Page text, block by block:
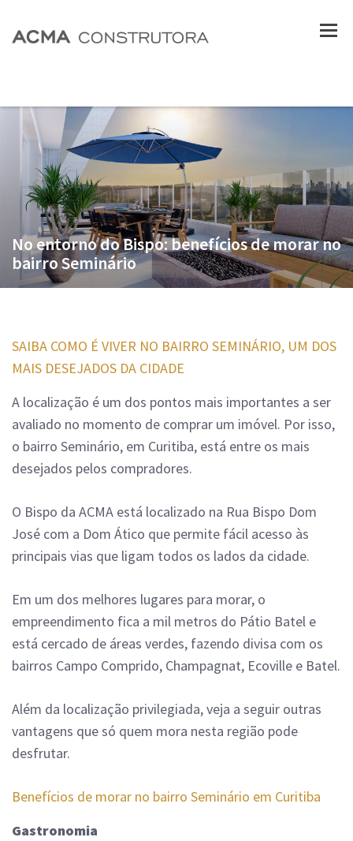
No entorno do Bispo: benefícios de morar no
bairro Seminário
SAIBA COMO É VIVER NO BAIRRO SEMINÁRIO, UM DOS
MAIS DESEJADOS DA CIDADE
A localização é um dos pontos mais importantes a ser
avaliado no momento de comprar um imóvel. Por isso,
o bairro Seminário, em Curitiba, está entre os mais
desejados pelos compradores.
O Bispo da ACMA está localizado na Rua Bispo Dom
José com a Dom Ático que permite fácil acesso às
principais vias que ligam todos os lados da cidade.
Em um dos melhores lugares para morar, o
empreendimento fica a mil metros do Pátio Batel e
está cercado de áreas verdes, fazendo divisa com os
bairros Campo Comprido, Champagnat, Ecoville e Batel.
Além da localização privilegiada, veja a seguir outras
vantagens que só quem mora nesta região pode
desfrutar.
Benefícios de morar no bairro Seminário em Curitiba
Gastronomia